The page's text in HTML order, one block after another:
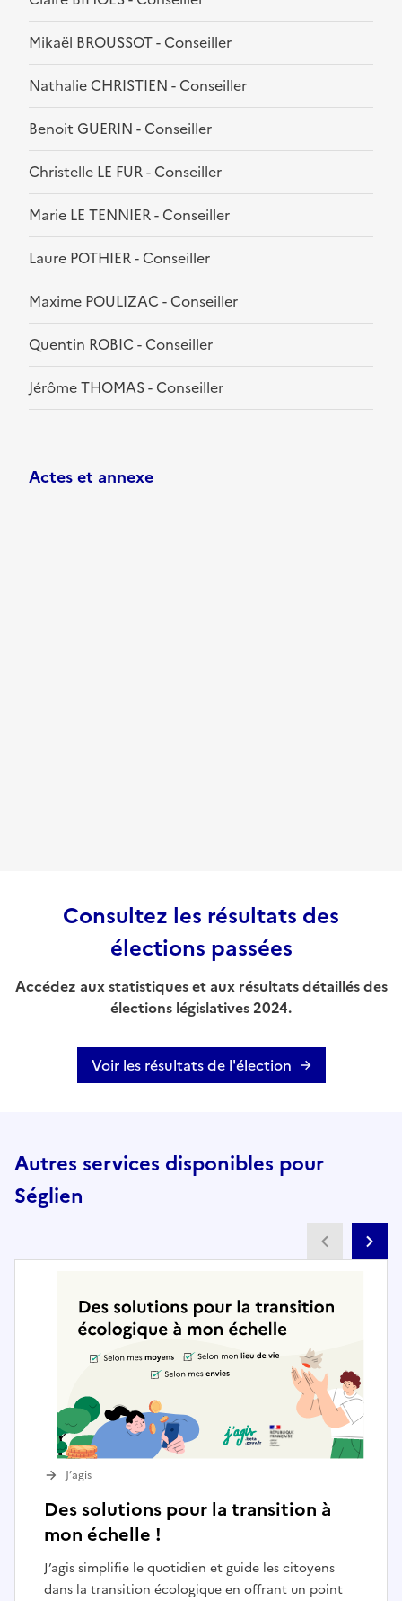
Mikaël BROUSSOT - Conseiller
Nathalie CHRISTIEN - Conseiller
Benoit GUERIN - Conseiller
Christelle LE FUR - Conseiller
Marie LE TENNIER - Conseiller
Laure POTHIER - Conseiller
Maxime POULIZAC - Conseiller
Quentin ROBIC - Conseiller
Jérôme THOMAS - Conseiller
Actes et annexe
Consultez les résultats des
élections passées
Accédez aux statistiques et aux résultats détaillés des
élections législatives 2024.
Voir les résultats de l'élection
Autres services disponibles pour
Séglien
Des solutions pour la transition à
mon échelle !
J’agis simplifie le quotidien et guide les citoyens
dans la transition écologique en offrant un point
J’agis